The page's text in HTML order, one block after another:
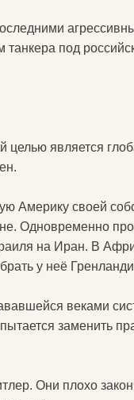
танкера под
является
Америку своей
Одновременно
на Иран. В
у неё
веками
заменить
Они плохо